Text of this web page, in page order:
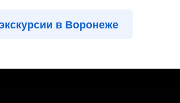
в Воронеже